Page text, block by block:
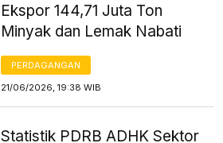
Ekspor 144,71 Juta Ton
Minyak dan Lemak Nabati
PERDAGANGAN
21/06/2026, 19:38 WIB
Statistik PDRB ADHK Sektor